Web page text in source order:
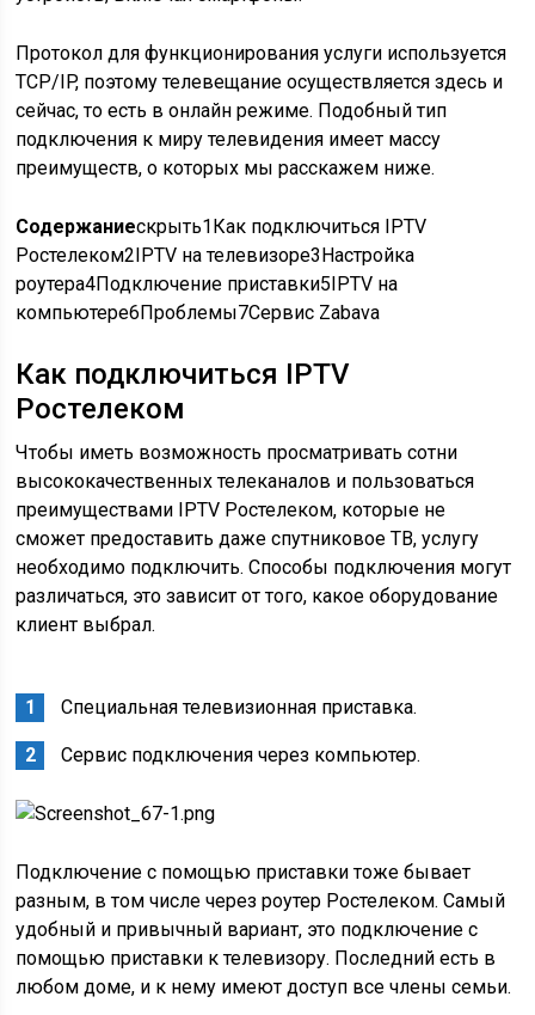
Протокол для функционирования услуги используется
TCP/IP, поэтому телевещание осуществляется здесь и
сейчас, то есть в онлайн режиме. Подобный тип
подключения к миру телевидения имеет массу
преимуществ, о которых мы расскажем ниже.
Содержаниескрыть1 Как подключиться IPTV
Ростелеком2 IPTV на телевизоре3 Настройка
роутера4Подключение приставки5 IPTV на
компьютере6 Проблемы7Сервис Zabava
Как подключиться IPTV
Ростелеком
Чтобы иметь возможность просматривать сотни
высококачественных телеканалов и пользоваться
преимуществами IPTV Ростелеком, которые не
сможет предоставить даже спутниковое ТВ, услугу
необходимо подключить. Способы подключения могут
различаться, это зависит от того, какое оборудование
клиент выбрал.
Специальная телевизионная приставка.
Сервис подключения через компьютер.
Подключение с помощью приставки тоже бывает
разным, в том числе через роутер Ростелеком. Самый
удобный и привычный вариант, это подключение с
помощью приставки к телевизору. Последний есть в
любом доме, и к нему имеют доступ все члены семьи.